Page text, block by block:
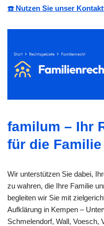
☎️ Nutzen Sie unser
familum – Ihr
für die
Wir unterstützen Sie dabei,
zu wahren, die Ihre Familie
begleiten wir Sie mit
Aufklärung in Kempen –
Schmelendorf, Wall, Voesch,